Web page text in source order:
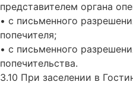
представителем органа
• с письменного
попечителя;
• с письменного
попечительства.
3.10 При заселении в